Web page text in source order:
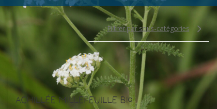
Filtrer par sous-catégories
Achillée Millefeuille Bio